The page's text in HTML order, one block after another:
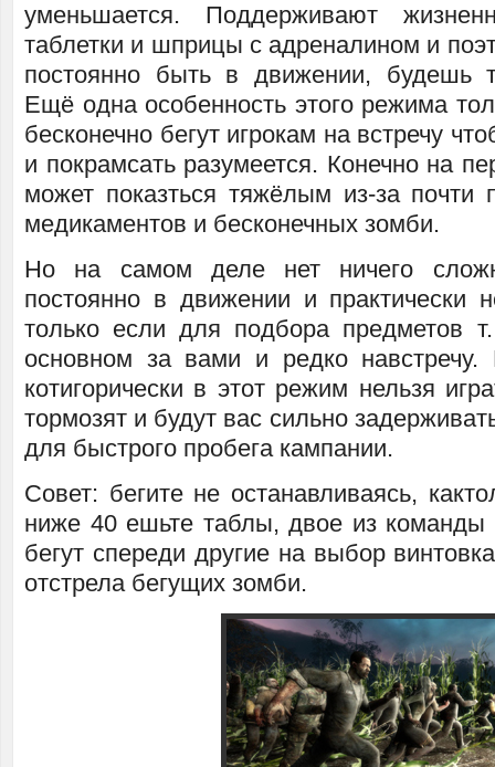
уменьшается. Поддерживают
таблетки и шприцы с адреналином и
постоянно быть в движении, будешь
Ещё одна особенность этого режима
бесконечно бегут игрокам на встречу
и покрамсать разумеется. Конечно на
может показться тяжёлым из-за почти
медикаментов и бесконечных зомби.
Но на самом деле нет ничего
постоянно в движении и практически
только если для подбора предметов
основном за вами и редко
котигорически в этот режим нельзя
тормозят и будут вас сильно
для быстрого пробега кампании.
Совет: бегите не останавливаясь,
ниже 40 ешьте таблы, двое из команды
бегут спереди другие на выбор
отстрела бегущих зомби.